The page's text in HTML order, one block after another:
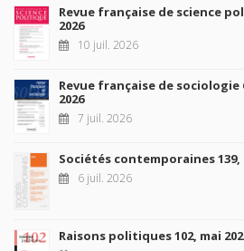
Revue française de science
2026
10 juil. 2026
Revue française de
2026
7 juil. 2026
Sociétés contemporaines 139,
6 juil. 2026
Raisons politiques 102, mai